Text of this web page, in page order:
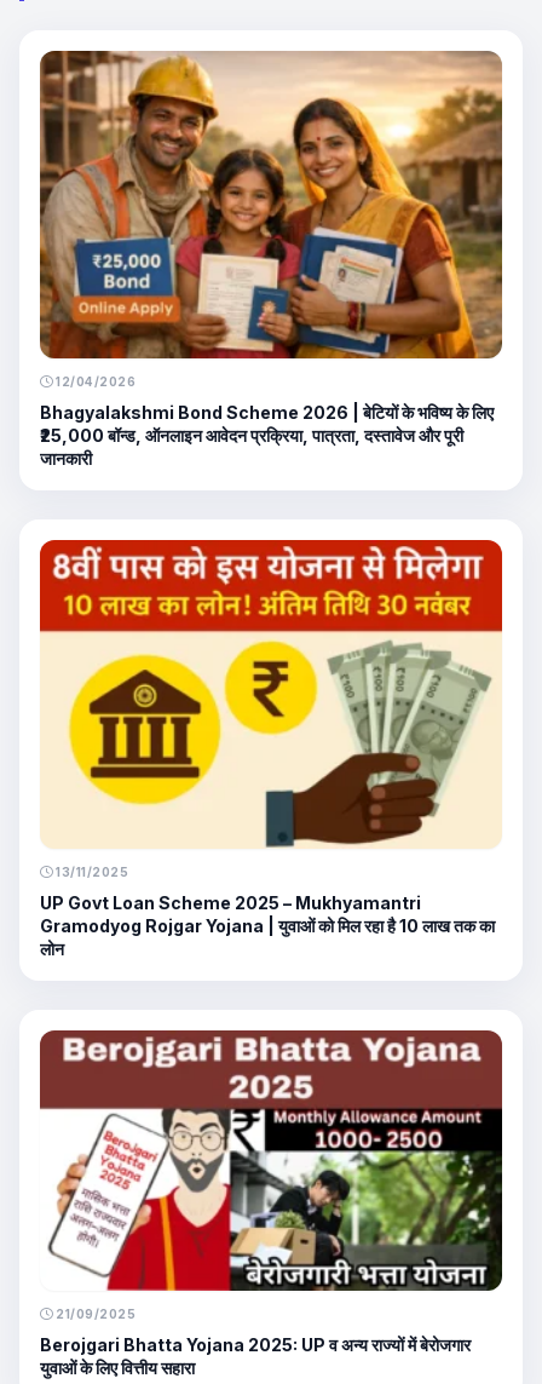
12/04/2026
Bhagyalakshmi Bond Scheme 2026 | बेटियों के भविष्य के लिए
₹25,000 बॉन्ड, ऑनलाइन आवेदन प्रक्रिया, पात्रता, दस्तावेज और पूरी
जानकारी
13/11/2025
UP Govt Loan Scheme 2025 – Mukhyamantri
Gramodyog Rojgar Yojana | युवाओं को मिल रहा है 10 लाख तक का
लोन
21/09/2025
Berojgari Bhatta Yojana 2025: UP व अन्य राज्यों में बेरोजगार
युवाओं के लिए वित्तीय सहारा